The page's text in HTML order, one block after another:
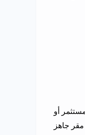
أو
جاهز